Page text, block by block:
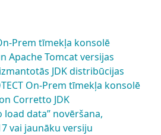
Prem tīmekļa konsolē
Apache Tomcat versijas
JDK distribūcijas
On-Prem tīmekļa konsolē
Corretto JDK
load data” novēršana,
vai jaunāku versiju